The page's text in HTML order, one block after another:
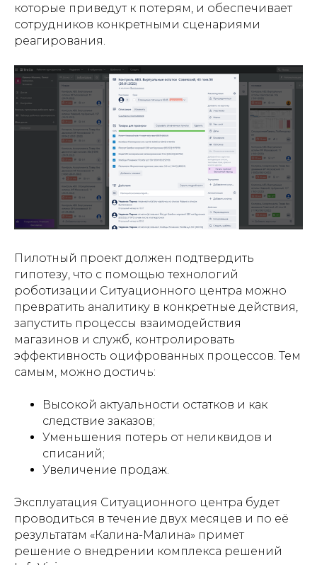
которые приведут к потерям, и обеспечивает
сотрудников конкретными сценариями
реагирования.
Пилотный проект должен подтвердить
гипотезу, что с помощью технологий
роботизации Ситуационного центра можно
превратить аналитику в конкретные действия,
запустить процессы взаимодействия
магазинов и служб, контролировать
эффективность оцифрованных процессов. Тем
самым, можно достичь:
Высокой актуальности остатков и как
следствие заказов;
Уменьшения потерь от неликвидов и
списаний;
Увеличение продаж.
Эксплуатация Ситуационного центра будет
проводиться в течение двух месяцев и по её
результатам «Калина-Малина» примет
решение о внедрении комплекса решений